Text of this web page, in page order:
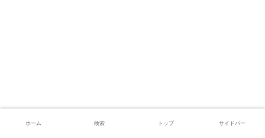
ホーム 検索 トップ サイドバー